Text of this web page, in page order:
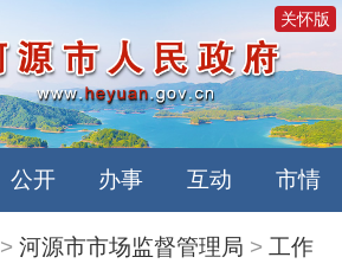
关怀版
公开 办事 互动 市情
>河源市市场监督管理局 > 工作